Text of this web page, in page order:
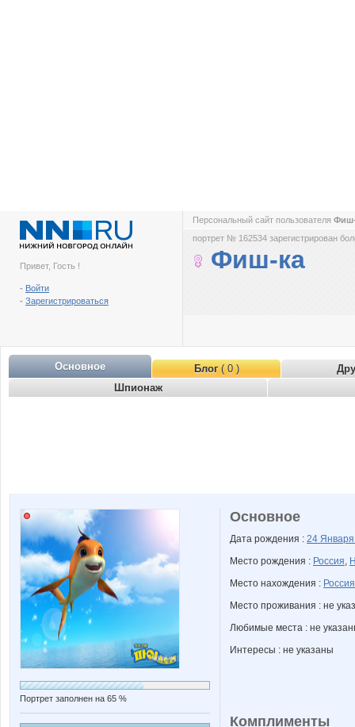
Привет, Гость !
- Войти
- Зарегистрироваться
Персональный сайт пользователя
портрет № 162534 зарегистрирован
Фиш-ка
Основное Блог( 0 )
Шпионаж
Портрет заполнен на 65 %
Основное
Дата рождения : 24
Место рождения : Россия,
Место нахождения : Россия
Место проживания : не
Любимые места : не
Интересы : не указаны
Комплименты